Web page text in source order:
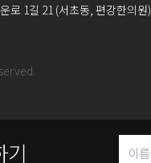
로 1길 21 (서초동, 편강한의원)
기